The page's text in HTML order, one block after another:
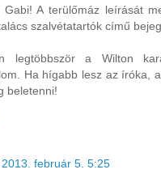
Gabi! A terülőmáz leírását
szalvétatartók című
legtöbbször a Wilton
Ha hígabb lesz az íróka,
beletenni!
2013. február 5. 5:25